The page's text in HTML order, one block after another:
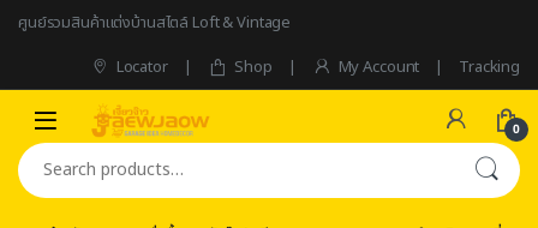
Skip to navigation
Skip to content
ศูนย์รวมสินค้าแต่งบ้านสไตล์ Loft & Vintage
Locator
Shop My Account Tracking
0
Search for: